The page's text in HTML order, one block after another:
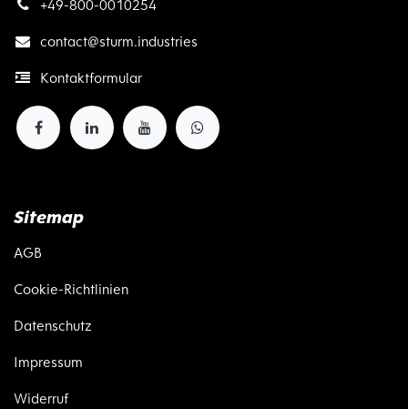
+49-800-0010254
contact@sturm.industries
Kontaktformular
Sitemap
AGB
Cookie-Richtlinien
Datenschutz
Impressum
Widerruf